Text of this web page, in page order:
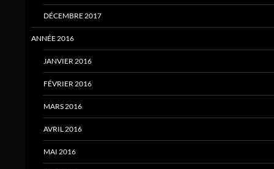
DÉCEMBRE 2017
ANNÉE 2016
JANVIER 2016
FÉVRIER 2016
MARS 2016
AVRIL 2016
MAI 2016